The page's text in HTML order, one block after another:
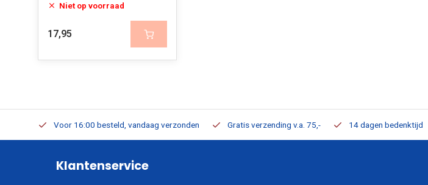
Niet op voorraad
17,95
Voor 16:00 besteld, vandaag verzonden Gratis verzending v.a. 75,- 14 dagen bedenktijd
Klantenservice